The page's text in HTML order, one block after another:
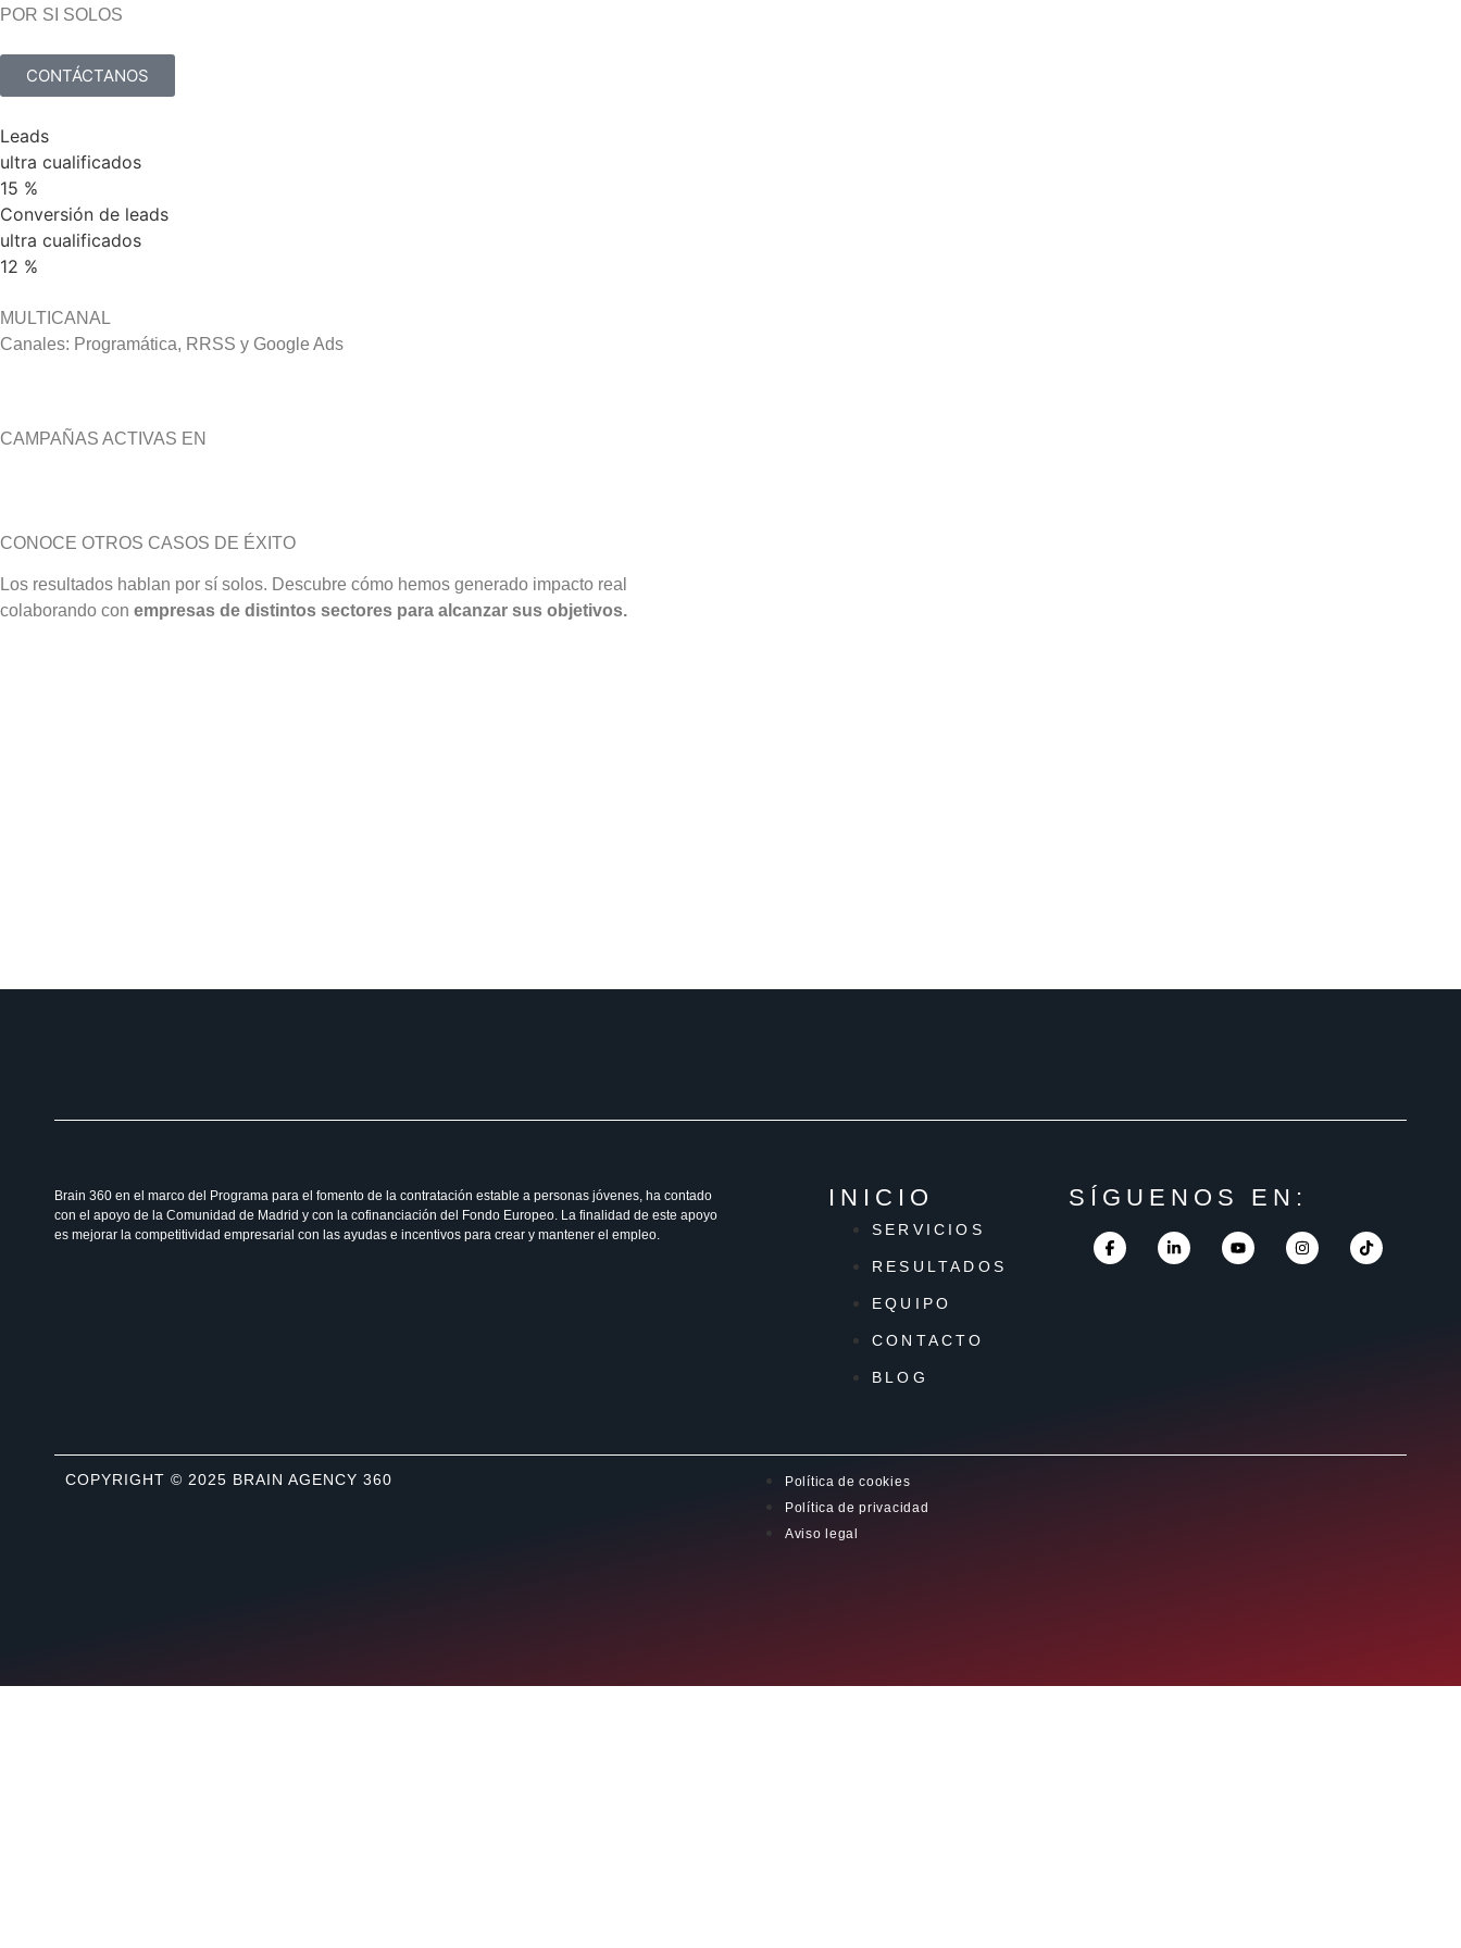
POR SI SOLOS
CONTÁCTANOS
Leads
ultra cualificados
15 %
Conversión de leads
ultra cualificados
12 %
MULTICANAL
Canales: Programática, RRSS y Google Ads
CAMPAÑAS ACTIVAS EN
CONOCE OTROS CASOS DE ÉXITO
Los resultados hablan por sí solos. Descubre cómo hemos generado impacto real
colaborando con empresas de distintos sectores para alcanzar sus objetivos.
Brain 360 en el marco del Programa para el fomento de la contratación estable a personas jóvenes, ha contado
con el apoyo de la Comunidad de Madrid y con la cofinanciación del Fondo Europeo. La finalidad de este apoyo
es mejorar la competitividad empresarial con las ayudas e incentivos para crear y mantener el empleo.
INICIO
SERVICIOS
RESULTADOS
EQUIPO
CONTACTO
BLOG
SÍGUENOS EN:
COPYRIGHT © 2025 BRAIN AGENCY 360
Política de cookies
Política de privacidad
Aviso legal